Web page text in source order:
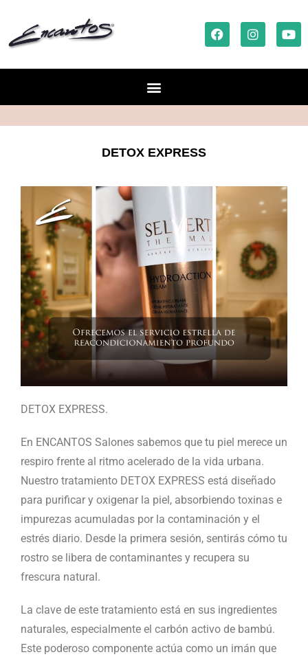
DETOX EXPRESS
DETOX EXPRESS.
En ENCANTOS Salones sabemos que tu piel merece un
respiro frente al ritmo acelerado de la vida urbana.
Nuestro tratamiento DETOX EXPRESS está diseñado
para purificar y oxigenar la piel, absorbiendo toxinas e
impurezas acumuladas por la contaminación y el
estrés diario. Desde la primera sesión, sentirás cómo tu
rostro se libera de contaminantes y recupera su
frescura natural.
La clave de este tratamiento está en sus ingredientes
naturales, especialmente el carbón activo de bambú.
Este poderoso componente actúa como un imán que